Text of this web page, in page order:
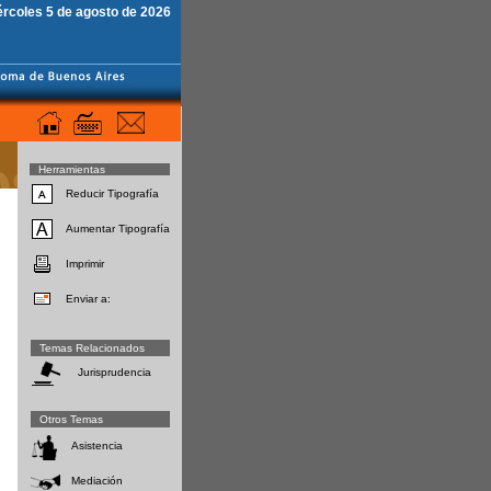
5 de agosto de 2026
Herramientas
Reducir Tipografía
Aumentar Tipografía
Imprimir
Enviar a:
Temas Relacionados
Jurisprudencia
Otros Temas
Asistencia
Mediación